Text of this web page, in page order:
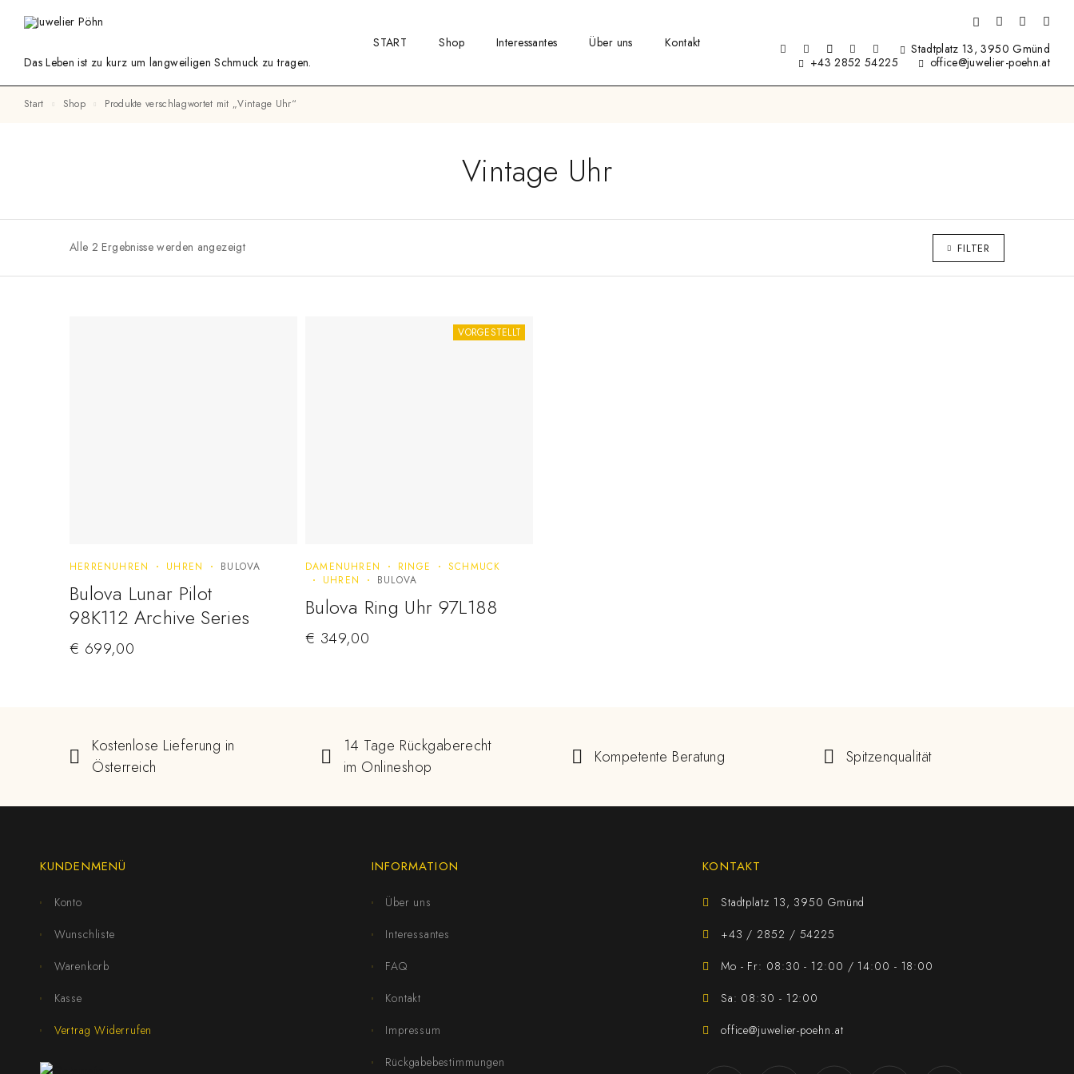
Das Leben ist zu kurz um langweiligen Schmuck zu tragen.
START Shop Interessantes Über uns Kontakt
Stadtplatz 13, 3950 Gmünd
+43 2852 54225
office@juwelier-poehn.at
Start Shop Produkte verschlagwortet mit „Vintage Uhr“
Vintage Uhr
Alle 2 Ergebnisse werden angezeigt FILTER
HERRENUHREN UHREN BULOVA
Bulova Lunar Pilot
98K112 Archive Series
€ 699,00
VORGESTELLT
DAMENUHREN RINGE
SCHMUCK
UHREN
BULOVA
Bulova Ring Uhr 97L188
€ 349,00
Kostenlose Lieferung in
Österreich
14 Tage Rückgaberecht
im Onlineshop
Kompetente Beratung Spitzenqualität
KUNDENMENÜ
Konto
Wunschliste
Warenkorb
Kasse
Vertrag Widerrufen
INFORMATION
Über uns
Interessantes
FAQ
Kontakt
Impressum
Rückgabebestimmungen
KONTAKT
Stadtplatz 13, 3950 Gmünd
+43 / 2852 / 54225
Mo - Fr: 08:30 - 12:00 / 14:00 - 18:00
Sa: 08:30 - 12:00
office@juwelier-poehn.at